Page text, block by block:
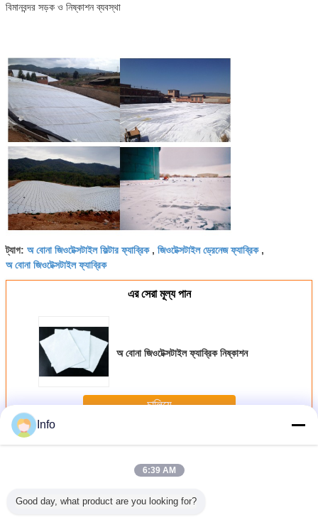
বিমানবন্দর সড়ক ও নিষ্কাশন ব্যবস্থা
ট্যাগ: অ বোনা জিওটেক্সটাইল ফিল্টার ফ্যাব্রিক, জিওটেক্সটাইল ড্রেনেজ ফ্যাব্রিক,
অ বোনা জিওটেক্সটাইল ফ্যাব্রিক
এর সেরা মূল্য পান
অ বোনা জিওটেক্সটাইল ফ্যাব্রিক নিষ্কাশন
চালিয়ে
অধিকনন বোনা জিওটেক্সটাইল ফ্যাব্রিক
Info
6:39 AM
Good day, what product are you looking for?